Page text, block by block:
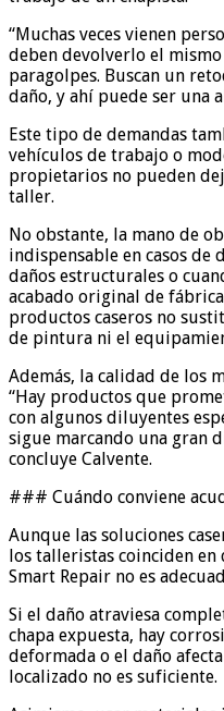
“Muchas veces vienen
deben devolverlo el
paragolpes. Buscan un
daño, y ahí puede ser una
Este tipo de demandas
vehículos de trabajo o
propietarios no pueden
taller.
No obstante, la mano de
indispensable en casos de
daños estructurales o
acabado original de
productos caseros no
de pintura ni el
Además, la calidad de los
“Hay productos que
con algunos diluyentes
sigue marcando una gran
concluye Calvente.
### Cuándo conviene
Aunque las soluciones
los talleristas coinciden en
Smart Repair no es
Si el daño atraviesa
chapa expuesta, hay
deformada o el daño
localizado no es suficiente.